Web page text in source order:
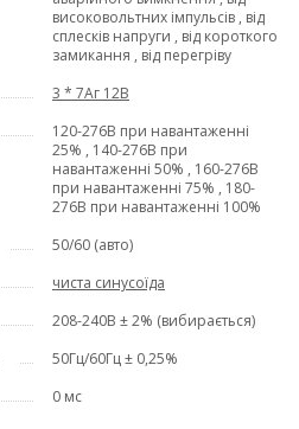
високовольтних імпульсів , від
сплесків напруги , від короткого
замикання , від перегріву
3 * 7Аг 12В
120-276В при навантаженні
25% , 140-276В при
навантаженні 50% , 160-276В
при навантаженні 75% , 180-
276В при навантаженні 100%
50/60 (авто)
чиста синусоїда
208-240В ± 2% (вибирається)
50Гц/60Гц ± 0,25%
0 мс